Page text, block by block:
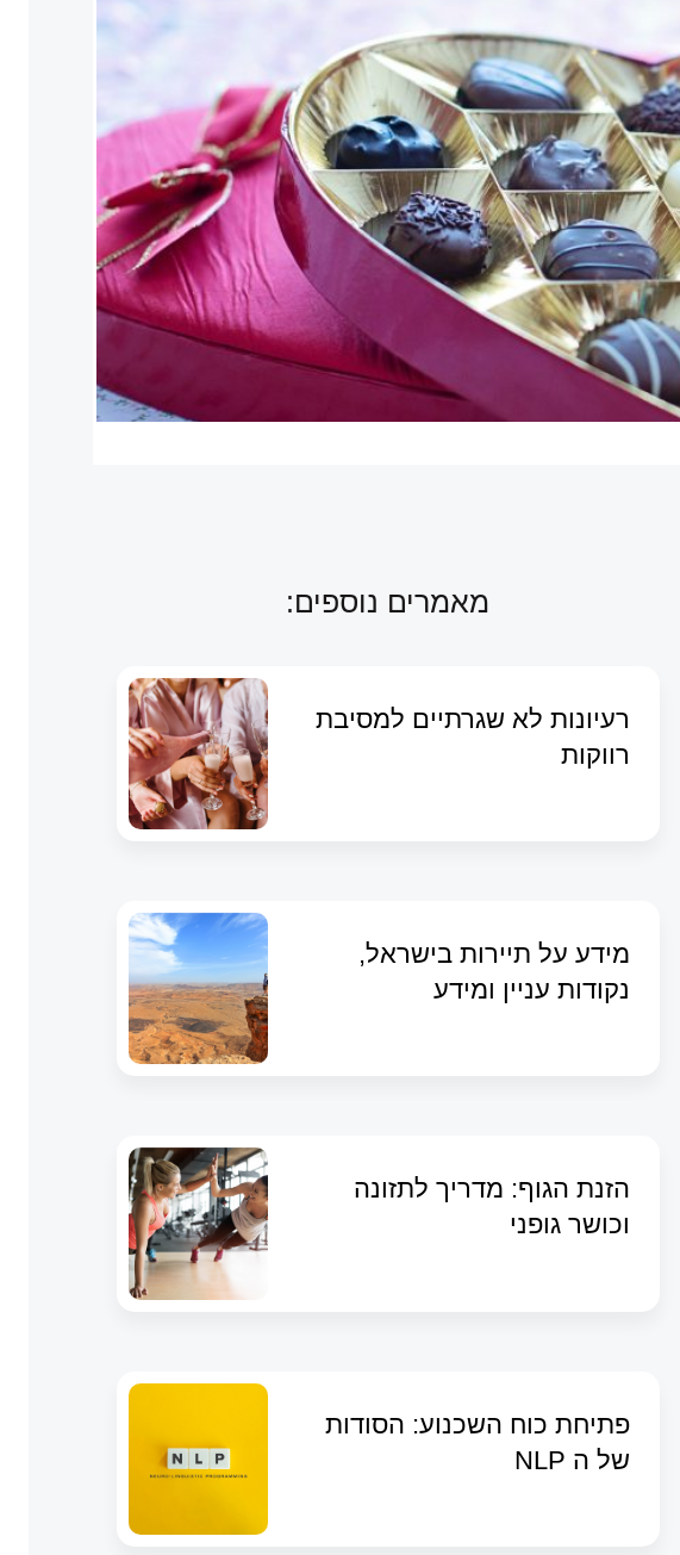
מאמרים נוספים:
רעיונות לא שגרתיים למסיבת
רווקות
מידע על תיירות בישראל,
נקודות עניין ומידע
הזנת הגוף: מדריך לתזונה
וכושר גופני
פתיחת כוח השכנוע: הסודות
של ה NLP